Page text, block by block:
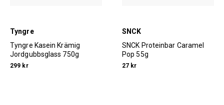
Tyngre
Tyngre Kasein Krämig
Jordgubbsglass 750g
299 kr
SNCK
SNCK Proteinbar Caramel
Pop 55g
27 kr